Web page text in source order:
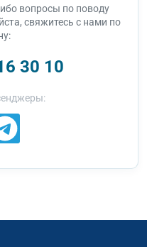
вопросы по поводу
свяжитесь с нами по
30 10